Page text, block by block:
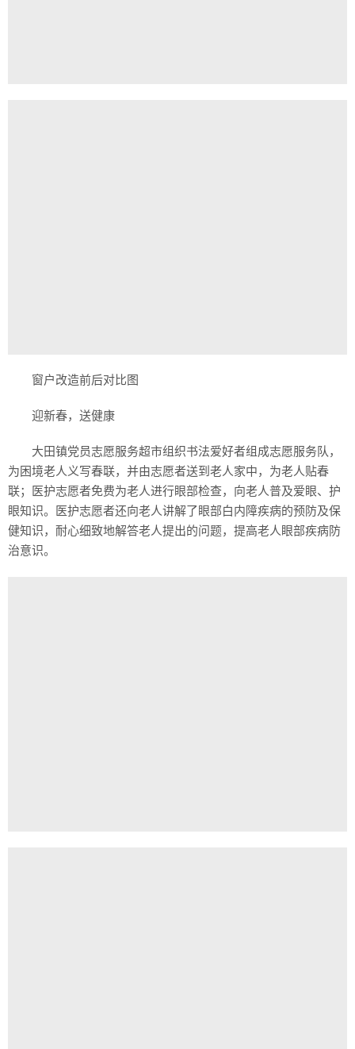
窗户改造前后对比图
迎新春，送健康
大田镇党员志愿服务超市组织书法爱好者组成志愿服务队，
为困境老人义写春联，并由志愿者送到老人家中，为老人贴春
联；医护志愿者免费为老人进行眼部检查，向老人普及爱眼、护
眼知识。医护志愿者还向老人讲解了眼部白内障疾病的预防及保
健知识，耐心细致地解答老人提出的问题，提高老人眼部疾病防
治意识。